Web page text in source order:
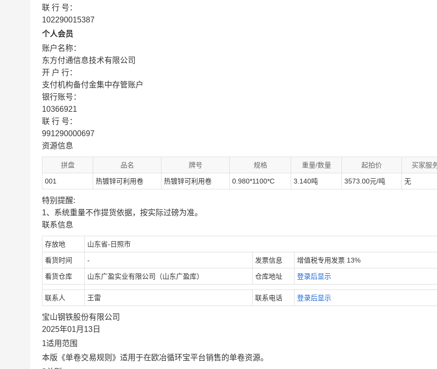
联 行 号：
102290015387
个人会员
账户名称：
东方付通信息技术有限公司
开 户 行：
支付机构备付金集中存管账户
银行账号：
10366921
联 行 号：
991290000697
资源信息
拼盘 品名 牌号 规格 重量/数量 起拍价 买家服
001 热镀锌可利用卷 热镀锌可利用卷 0.980*1100*C 3.140吨 3573.00元/吨 无
特别提醒:
1、系统重量不作提货依据，按实际过磅为准。
联系信息
存放地 山东省-日照市
看货时间 - 发票信息 增值税专用发票 13%
看货仓库 山东广盈实业有限公司（山东广盈库） 仓库地址 登录后显示
联系人 王雷 联系电话 登录后显示
宝山钢铁股份有限公司
2025年01月13日
1适用范围
本版《单卷交易规则》适用于在欧冶循环宝平台销售的单卷资源。